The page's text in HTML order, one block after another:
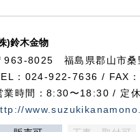
)鈴木金物
963-8025 福島県郡山市桑
：024-922-7636 / FAX
業時間：8:30〜18:30 / 定